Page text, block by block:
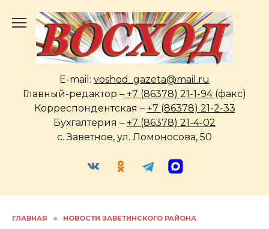
содержанию
E-mail: voshod_gazeta@mail.ru
Главный-редактор – +7 (86378) 21-1-94 (факс)
Корреспондентская – +7 (86378) 21-2-33
Бухгалтерия – +7 (86378) 21-4-02
с. Заветное, ул. Ломоносова, 50
ГЛАВНАЯ » НОВОСТИ ЗАВЕТИНСКОГО РАЙОНА